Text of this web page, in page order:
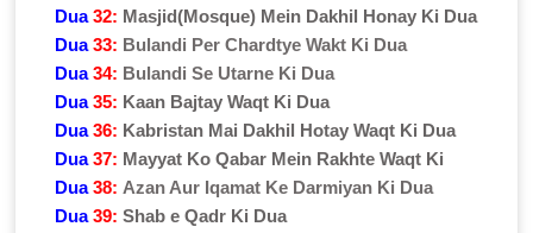
Dua 32: Masjid(Mosque) Mein Dakhil Honay Ki Dua
Dua 33: Bulandi Per Chardtye Wakt Ki Dua
Dua 34: Bulandi Se Utarne Ki Dua
Dua 35: Kaan Bajtay Waqt Ki Dua
Dua 36: Kabristan Mai Dakhil Hotay Waqt Ki Dua
Dua 37: Mayyat Ko Qabar Mein Rakhte Waqt Ki
Dua 38: Azan Aur Iqamat Ke Darmiyan Ki Dua
Dua 39: Shab e Qadr Ki Dua